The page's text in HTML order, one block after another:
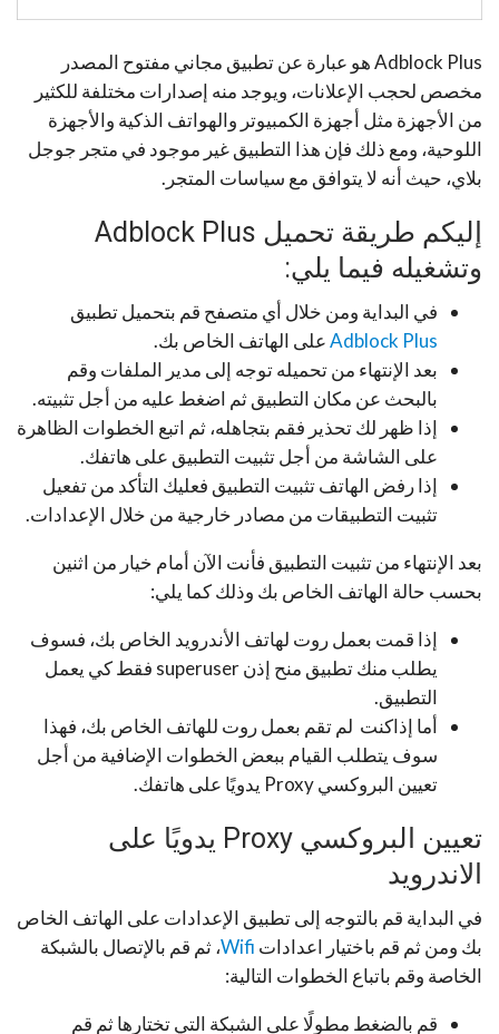
Adblock Plus هو عبارة عن تطبيق مجاني مفتوح المصدر
مخصص لحجب الإعلانات، ويوجد منه إصدارات مختلفة للكثير
من الأجهزة مثل أجهزة الكمبيوتر والهواتف الذكية والأجهزة
اللوحية، ومع ذلك فإن هذا التطبيق غير موجود في متجر جوجل
بلاي، حيث أنه لا يتوافق مع سياسات المتجر.
إليكم طريقة تحميل Adblock Plus
وتشغيله فيما يلي:
في البداية ومن خلال أي متصفح قم بتحميل تطبيق
Adblock Plusعلى الهاتف الخاص بك.
بعد الإنتهاء من تحميله توجه إلى مدير الملفات وقم
بالبحث عن مكان التطبيق ثم اضغط عليه من أجل تثبيته.
إذا ظهر لك تحذير فقم بتجاهله، ثم اتبع الخطوات الظاهرة
على الشاشة من أجل تثبيت التطبيق على هاتفك.
إذا رفض الهاتف تثبيت التطبيق فعليك التأكد من تفعيل
تثبيت التطبيقات من مصادر خارجية من خلال الإعدادات.
بعد الإنتهاء من تثبيت التطبيق فأنت الآن أمام خيار من اثنين
بحسب حالة الهاتف الخاص بك وذلك كما يلي:
إذا قمت بعمل روت لهاتف الأندرويد الخاص بك، فسوف
يطلب منك تطبيق منح إذن superuser فقط كي يعمل
التطبيق.
أما إذاكنت لم تقم بعمل روت للهاتف الخاص بك، فهذا
سوف يتطلب القيام ببعض الخطوات الإضافية من أجل
تعيين البروكسي Proxy يدويًا على هاتفك.
تعيين البروكسي Proxy يدويًا على
الاندرويد
في البداية قم بالتوجه إلى تطبيق الإعدادات على الهاتف الخاص
بك ومن ثم قم باختيار اعدادات Wifi، ثم قم بالإتصال بالشبكة
الخاصة وقم باتباع الخطوات التالية:
قم بالضغط مطولًا على الشبكة التي تختارها ثم قم